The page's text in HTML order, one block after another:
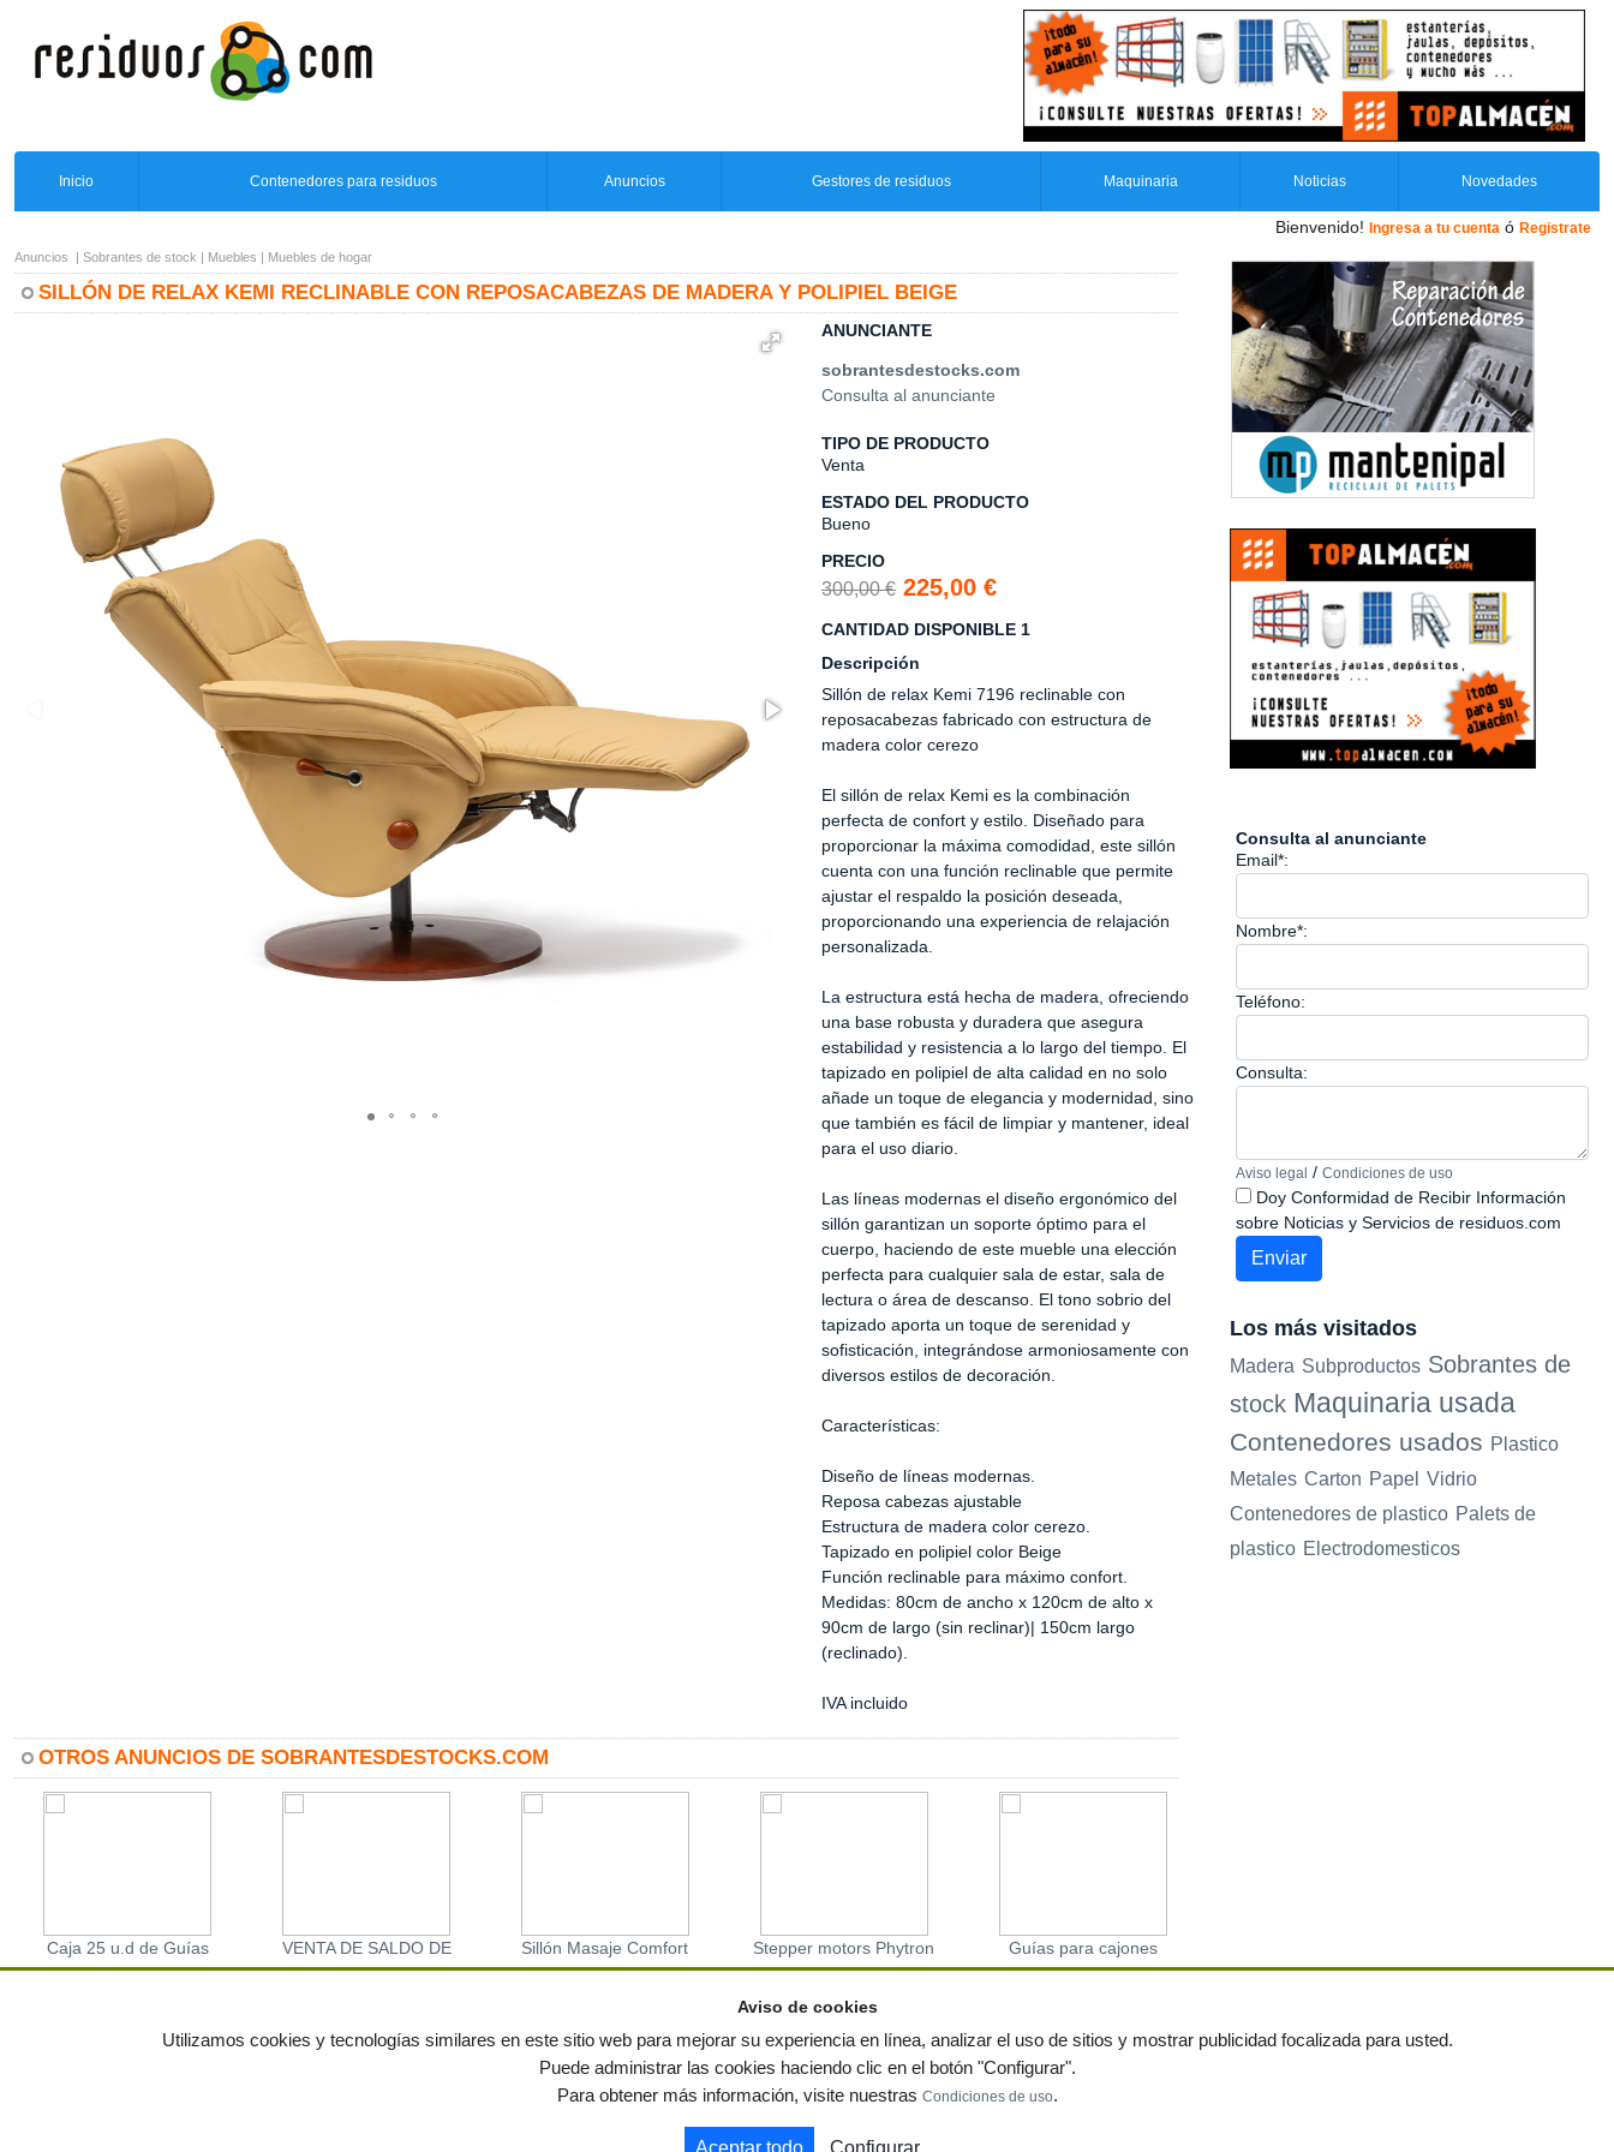
Inicio Contenedores para residuos Anuncios Gestores de residuos Maquinaria Noticias Novedades
Bienvenido! Ingresa a tu cuenta ó Registrate
Anuncios | Sobrantes de stock | Muebles | Muebles de hogar
SILLÓN DE RELAX KEMI RECLINABLE CON REPOSACABEZAS DE MADERA Y POLIPIEL BEIGE
ANUNCIANTE
sobrantesdestocks.com
Consulta al anunciante
TIPO DE PRODUCTO
Venta
ESTADO DEL PRODUCTO
Bueno
PRECIO
300,00 € 225,00 €
CANTIDAD DISPONIBLE 1
Descripción
Sillón de relax Kemi 7196 reclinable con
reposacabezas fabricado con estructura de
madera color cerezo
El sillón de relax Kemi es la combinación
perfecta de confort y estilo. Diseñado para
proporcionar la máxima comodidad, este sillón
cuenta con una función reclinable que permite
ajustar el respaldo la posición deseada,
proporcionando una experiencia de relajación
personalizada.
La estructura está hecha de madera, ofreciendo
una base robusta y duradera que asegura
estabilidad y resistencia a lo largo del tiempo. El
tapizado en polipiel de alta calidad en no solo
añade un toque de elegancia y modernidad, sino
que también es fácil de limpiar y mantener, ideal
para el uso diario.
Las líneas modernas el diseño ergonómico del
sillón garantizan un soporte óptimo para el
cuerpo, haciendo de este mueble una elección
perfecta para cualquier sala de estar, sala de
lectura o área de descanso. El tono sobrio del
tapizado aporta un toque de serenidad y
sofisticación, integrándose armoniosamente con
diversos estilos de decoración.
Características:
Diseño de líneas modernas.
Reposa cabezas ajustable
Estructura de madera color cerezo.
Tapizado en polipiel color Beige
Función reclinable para máximo confort.
Medidas: 80cm de ancho x 120cm de alto x
90cm de largo (sin reclinar)| 150cm largo
(reclinado).
IVA incluido
OTROS ANUNCIOS DE SOBRANTESDESTOCKS.COM
Caja 25 u.d de Guías
metálicas para cajón de
VENTA DE SALDO DE
MUEBLES
Sillón Masaje Comfort
Polipiel Rojo con Sistema
Stepper motors Phytron
ZSH 107.200.12.5
Guías para cajones
blancas
metálicas para cajón de
MUEBLES
Consulta al anunciante
Email*:
Nombre*:
Teléfono:
Consulta:
Aviso legal / Condiciones de uso
Doy Conformidad de Recibir Información
sobre Noticias y Servicios de residuos.com
Los más visitados
Madera Subproductos Sobrantes de
stock Maquinaria usada
Contenedores usados Plastico
Metales Carton Papel Vidrio
Contenedores de plastico Palets de
plastico Electrodomesticos
© residuos.com - Todos los derechos reservados- Política de privacidad|Condiciones de uso| Contacto|Editores| Mapa web|Preguntas frecuentes
Notas de prensa Contenedores
Aviso de cookies
Utilizamos cookies y tecnologías similares en este sitio web para mejorar su experiencia en línea, analizar el uso de sitios y mostrar publicidad focalizada para usted.
Puede administrar las cookies haciendo clic en el botón "Configurar".
Para obtener más información, visite nuestras Condiciones de uso.
Aceptar todo Configurar